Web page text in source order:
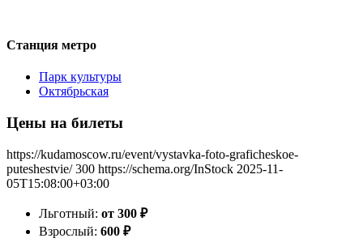
Станция метро
Парк культуры
Октябрьская
Цены на билеты
https://kudamoscow.ru/event/vystavka-foto-graficheskoe-
puteshestvie/ 300 https://schema.org/InStock 2025-11-
05T15:08:00+03:00
Льготный: от 300 ₽
Взрослый: 600 ₽